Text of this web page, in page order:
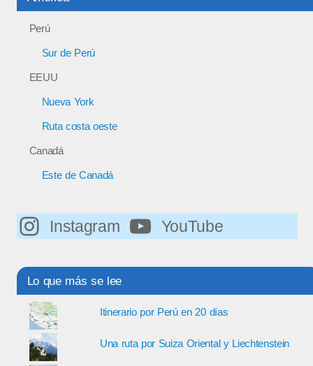
Perú
Sur de Perú
EEUU
Nueva York
Ruta costa oeste
Canadá
Este de Canadá
Instagram YouTube
Lo que más se lee
Itinerario por Perú en 20 días
Una ruta por Suiza Oriental y Liechtenstein